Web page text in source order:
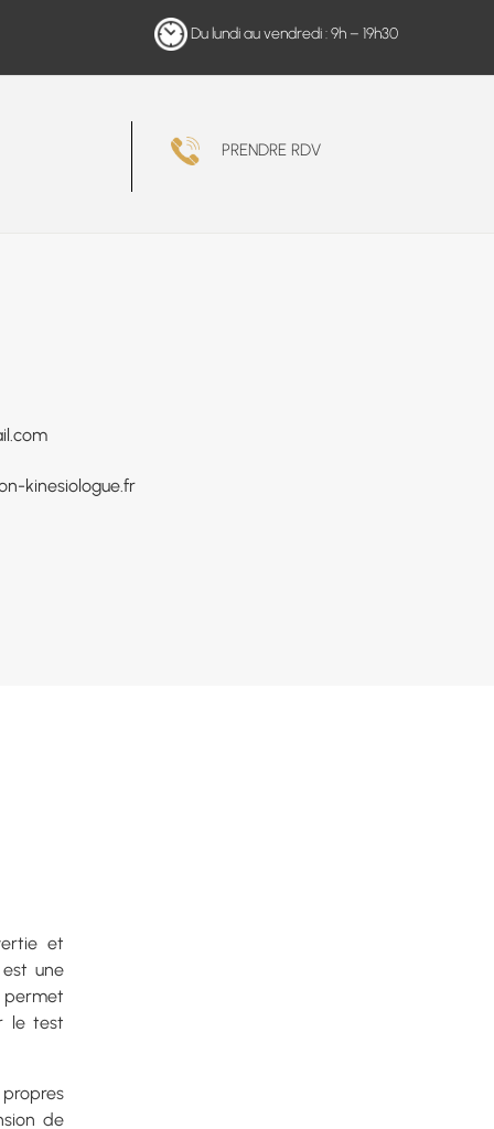
Du lundi au vendredi : 9h – 19h30
PRENDRE RDV
kinesiologue.fr
et
est une
permet
le test
propres
de